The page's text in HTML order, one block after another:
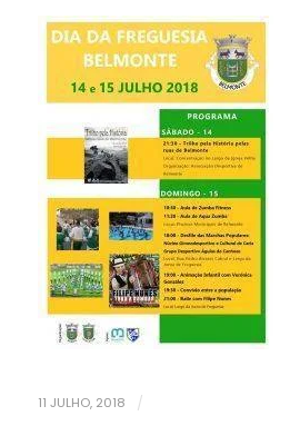
11 JULHO, 2018 /